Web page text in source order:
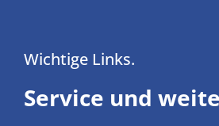
Wichtige Links.
Service und